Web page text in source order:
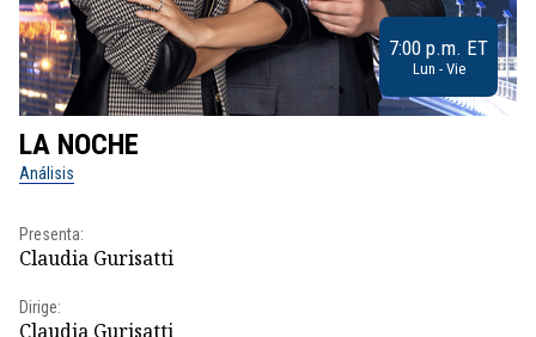
7:00 p.m. ET
Lun - Vie
LA NOCHE
Análisis
Presenta:
Claudia Gurisatti
Dirige:
Claudia Gurisatti